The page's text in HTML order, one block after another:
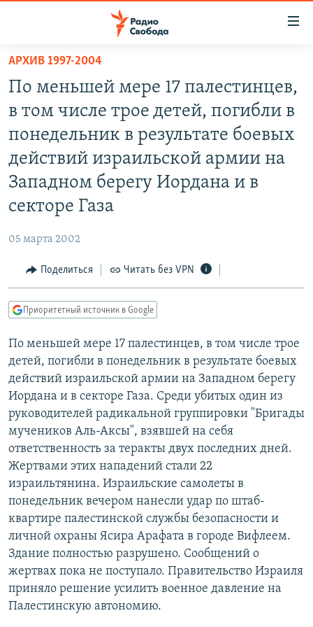
упрощенного
доступа
основному
содержанию
Вернутся
главной
Вернутся
поиску
АВТОРСКИЕ ПРОЕКТЫ
ЦИТАТЫ СВОБОДЫ
МНЕНИЯ
КУЛЬТУРА
СЕВЕР.РЕАЛИИ
СИБИРЬ.РЕАЛИИ
ПОДПИШИТЕСЬ НА РАССЫЛКУ
СОЦИАЛЬНЫЕ СЕТИ
Все сайты РСЕ/РС
АРХИВ 1997-2004
По меньшей мере 17 палестинцев,
в том числе трое детей, погибли в
понедельник в результате боевых
действий израильской армии на
Западном берегу Иордана и в
секторе Газа
05 марта 2002
Поделиться Читать без VPN
Приоритетный источник в Google
По меньшей мере 17 палестинцев, в том числе трое
детей, погибли в понедельник в результате боевых
действий израильской армии на Западном берегу
Иордана и в секторе Газа. Среди убитых один из
руководителей радикальной группировки "Бригады
мучеников Аль-Аксы", взявшей на себя
ответственность за теракты двух последних дней.
Жертвами этих нападений стали 22
израильтянина. Израильские самолеты в
понедельник вечером нанесли удар по штаб-
квартире палестинской службы безопасности и
личной охраны Ясира Арафата в городе Вифлеем.
Здание полностью разрушено. Сообщений о
жертвах пока не поступало. Правительство Израиля
приняло решение усилить военное давление на
Палестинскую автономию.